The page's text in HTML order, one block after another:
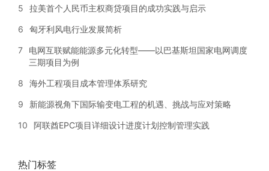
5 拉美首个人民币主权商贷项目的成功实践与启示
6 匈牙利风电行业发展简析
7
电网互联赋能能源多元化转型——以巴基斯坦国家电网调度
三期项目为例
8 海外工程项目成本管理体系研究
9 新能源视角下国际输变电工程的机遇、挑战与应对策略
10 阿联酋EPC项目详细设计进度计划控制管理实践
热门标签